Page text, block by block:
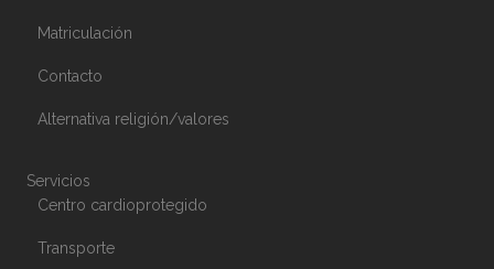
Matriculación
Contacto
Alternativa religión/valores
Servicios
Centro cardioprotegido
Transporte